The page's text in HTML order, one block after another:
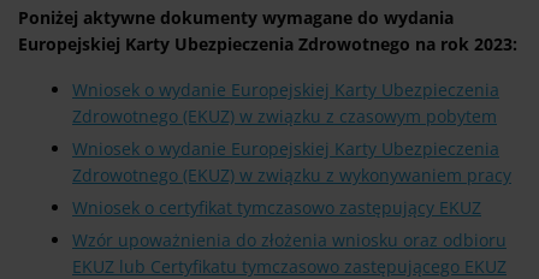
Poniżej aktywne dokumenty wymagane do wydania
Europejskiej Karty Ubezpieczenia Zdrowotnego na rok 2023:
Wniosek o wydanie Europejskiej Karty Ubezpieczenia
Zdrowotnego (EKUZ) w związku z czasowym pobytem
Wniosek o wydanie Europejskiej Karty Ubezpieczenia
Zdrowotnego (EKUZ) w związku z wykonywaniem pracy
Wniosek o certyfikat tymczasowo zastępujący EKUZ
Wzór upoważnienia do złożenia wniosku oraz odbioru
EKUZ lub Certyfikatu tymczasowo zastępującego EKUZ